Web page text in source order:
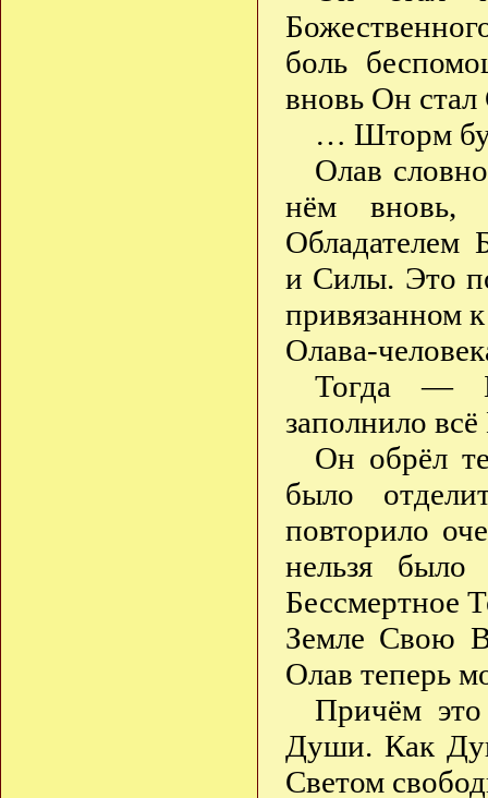
боль
вновь Он
… Шторм
Олав
нём
Обладателем
и Силы. Это
привязанном
Олава-
Тогда —
заполнило
Он обрёл
было
повторило
нельзя
Бессмертное
Земле Свою
Олав теперь
Причём
Души. Как
Светом